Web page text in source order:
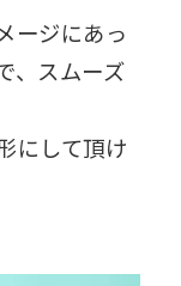
ージにあっ
、スムーズ
にして頂け